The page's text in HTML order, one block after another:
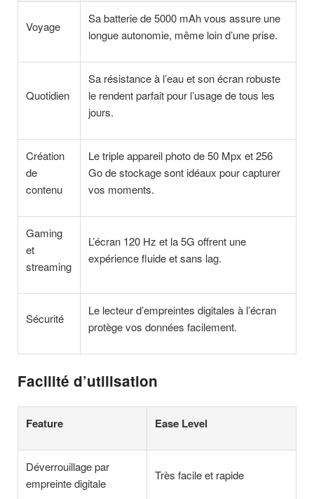
Voyage
Sa batterie de 5000 mAh vous assure une
longue autonomie, même loin d’une prise.
Quotidien
Sa résistance à l’eau et son écran robuste
le rendent parfait pour l’usage de tous les
jours.
Création
de
contenu
Le triple appareil photo de 50 Mpx et 256
Go de stockage sont idéaux pour capturer
vos moments.
Gaming
et
streaming
L’écran 120 Hz et la 5G offrent une
expérience fluide et sans lag.
Sécurité
Le lecteur d’empreintes digitales à l’écran
protège vos données facilement.
Facilité d’utilisation
Feature Ease Level
Déverrouillage par
empreinte digitale
Très facile et rapide